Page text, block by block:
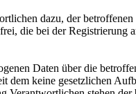
dazu, der
die bei der Registrierung
Daten über die
dem keine gesetzlichen